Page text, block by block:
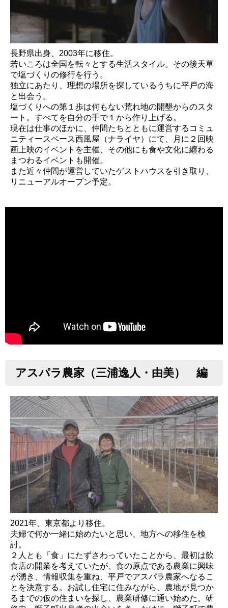
長野県出身、2003年に移住。
若いころは全国を転々とする生活スタイル。その後天草
で塩づくりの修行を行う。
独立にあたり、理想の場所を探しているうちに平戸の海
と出会う。
塩づくりへの第１歩は何もない荒れ地の開墾からのスタ
ート。すべてを自分の手で１から作り上げる。
現在は仕事のほかに、仲間たちとともに運営するコミュ
ニティースペース西風屋（ナライヤ）にて、月に２回映
画上映のイベントを主催、その他にも食や文化に纏わる
まつわるイベントも開催。
また近々仲間が運営していたゲストハウスを引き取り、
リニューアルオープン予定。
アスパラ農家（三浦逸人・由美） 編
2021年、東京都より移住。
夫婦で何か一緒に始めたいと思い、地方への移住を検
討。
２人とも「食」にたずさわっていたことから、最初は飲
食店の開業を考えていたが、食の原点である農業に興味
が湧き、情報収集を重ね、平戸でアスパラ農家へなるこ
とを決意する。お試し住宅に住みながら、農地が見つか
るまでの仮の住まいを探し、農業研修に通い始めた。研